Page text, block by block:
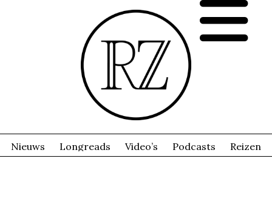
Nieuws Longreads Video’s Podcasts Reizen